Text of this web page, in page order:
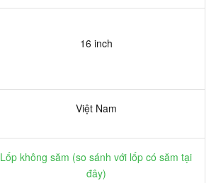
16 inch
Việt Nam
Lốp không săm (so sánh với lốp có săm tại
đây)